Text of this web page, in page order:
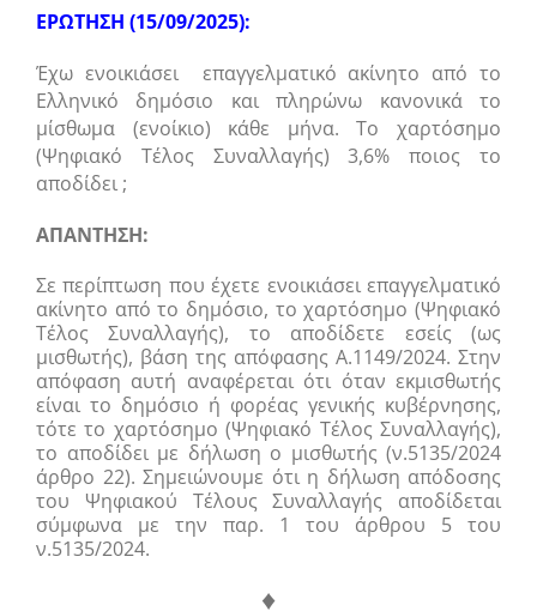
ΕΡΩΤΗΣΗ (15/09/2025):
Έχω ενοικιάσει επαγγελματικό ακίνητο από το
Ελληνικό δημόσιο και πληρώνω κανονικά το
μίσθωμα (ενοίκιο) κάθε μήνα. Το χαρτόσημο
(Ψηφιακό Τέλος Συναλλαγής) 3,6% ποιος το
αποδίδει ;
ΑΠΑΝΤΗΣΗ:
Σε περίπτωση που έχετε ενοικιάσει επαγγελματικό
ακίνητο από το δημόσιο, το χαρτόσημο (Ψηφιακό
Τέλος Συναλλαγής), το αποδίδετε εσείς (ως
μισθωτής), βάση της απόφασης Α.1149/2024. Στην
απόφαση αυτή αναφέρεται ότι όταν εκμισθωτής
είναι το δημόσιο ή φορέας γενικής κυβέρνησης,
τότε το χαρτόσημο (Ψηφιακό Τέλος Συναλλαγής),
το αποδίδει με δήλωση ο μισθωτής (ν.5135/2024
άρθρο 22). Σημειώνουμε ότι η δήλωση απόδοσης
του Ψηφιακού Τέλους Συναλλαγής αποδίδεται
σύμφωνα με την παρ. 1 του άρθρου 5 του
ν.5135/2024.
♦